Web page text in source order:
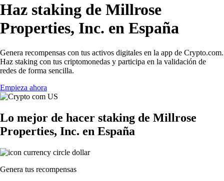
Haz staking de Millrose
Properties, Inc. en España
Genera recompensas con tus activos digitales en la app de Crypto.com.
Haz staking con tus criptomonedas y participa en la validación de
redes de forma sencilla.
Empieza ahora
Lo mejor de hacer staking de Millrose
Properties, Inc. en España
Genera tus recompensas